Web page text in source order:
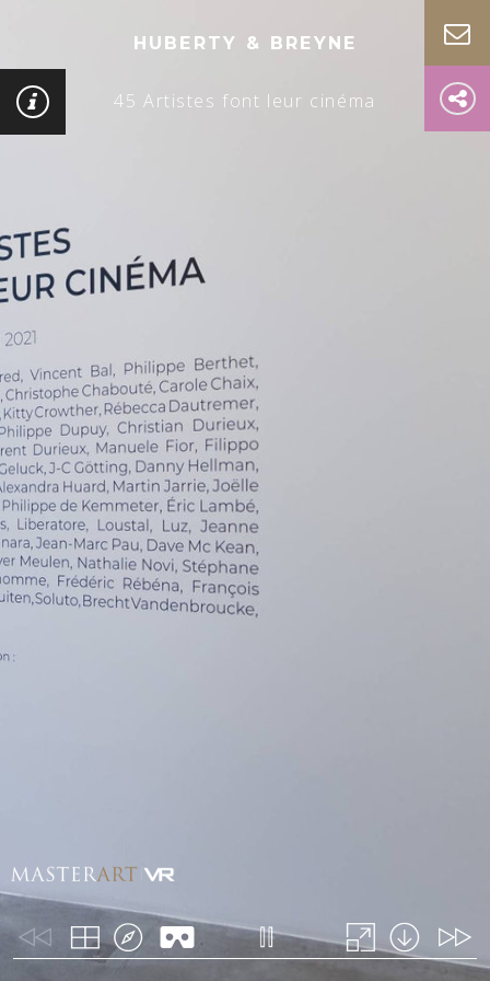
HUBERTY & BREYNE
45 Artistes font leur cinéma